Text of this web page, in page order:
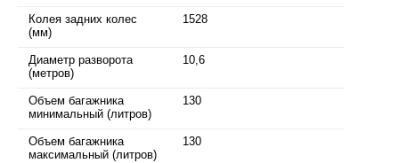
Колея задних колес
(мм)
1528
Диаметр разворота
(метров)
10,6
Объем багажника
минимальный (литров)
130
Объем багажника
максимальный (литров)
130